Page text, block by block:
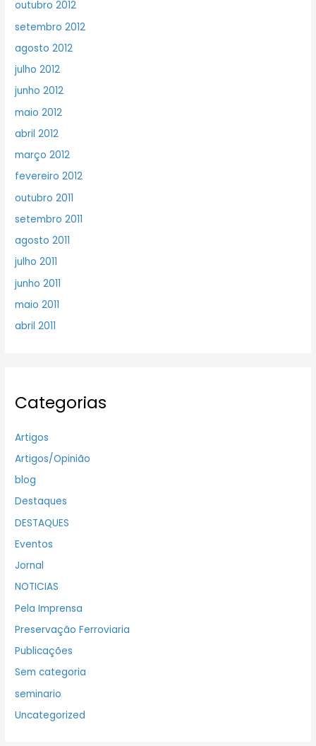
outubro 2012
setembro 2012
agosto 2012
julho 2012
junho 2012
maio 2012
abril 2012
março 2012
fevereiro 2012
outubro 2011
setembro 2011
agosto 2011
julho 2011
junho 2011
maio 2011
abril 2011
Categorias
Artigos
Artigos/Opinião
blog
Destaques
DESTAQUES
Eventos
Jornal
NOTICIAS
Pela Imprensa
Preservação Ferroviaria
Publicações
Sem categoria
seminario
Uncategorized